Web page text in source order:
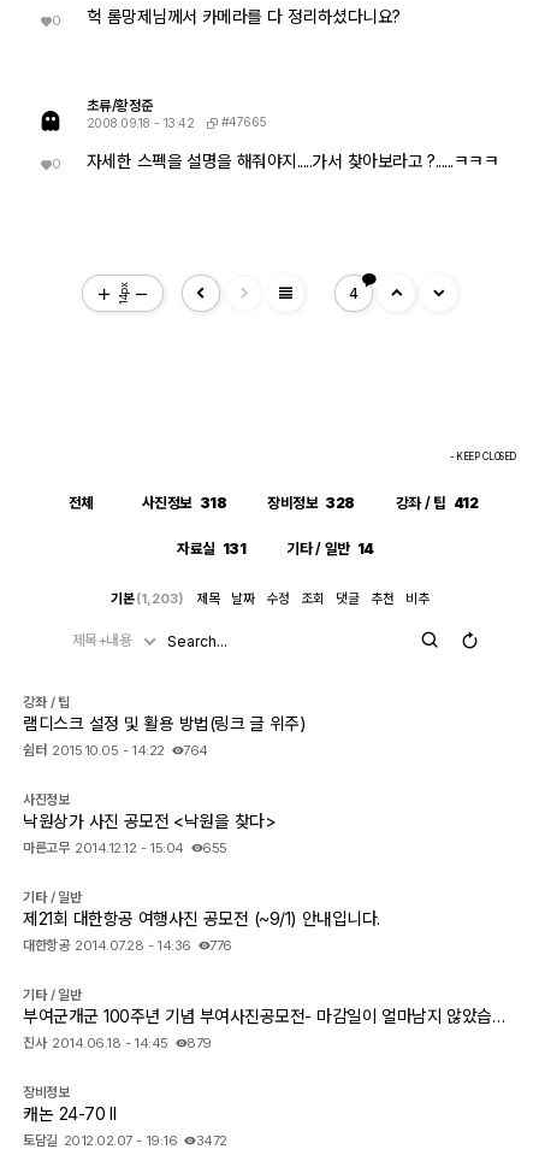
0 헉 롬망제님께서 카메라를 다 정리하셨다니요?
0
초류/황정준
2008.09.18 - 13:42 #47665
자세한 스펙을 설명을 해줘야지.....가서 찾아보라고 ?......ㅋㅋㅋ
14px view_headline 4
- KEEP CLOSED
전체 사진정보 318 장비정보 328 강좌 / 팁 412
자료실 131 기타 / 일반 14
기본 (1,203) 제목 날짜 수정 조회 댓글 추천 비추
제목+내용
강좌 / 팁
램디스크 설정 및 활용 방법(링크 글 위주)
쉼터 2015.10.05 - 14:22 764
사진정보
낙원상가 사진 공모전 <낙원을 찾다>
마른고무 2014.12.12 - 15:04 655
기타 / 일반
제21회 대한항공 여행사진 공모전 (~9/1) 안내입니다.
대한항공 2014.07.28 - 14:36 776
기타 / 일반
부여군개군 100주년 기념 부여사진공모전- 마감일이 얼마남지 않았습니다.
진사 2014.06.18 - 14:45 879
장비정보
캐논 24-70 II
토담길 2012.02.07 - 19:16 3472